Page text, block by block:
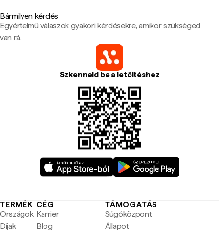
Bármilyen kérdés
Egyértelmű válaszok gyakori kérdésekre, amikor szükséged
van rá.
Szkenneld be a letöltéshez
TERMÉK
Országok
Díjak
CÉG
Karrier
Blog
TÁMOGATÁS
Súgóközpont
Állapot